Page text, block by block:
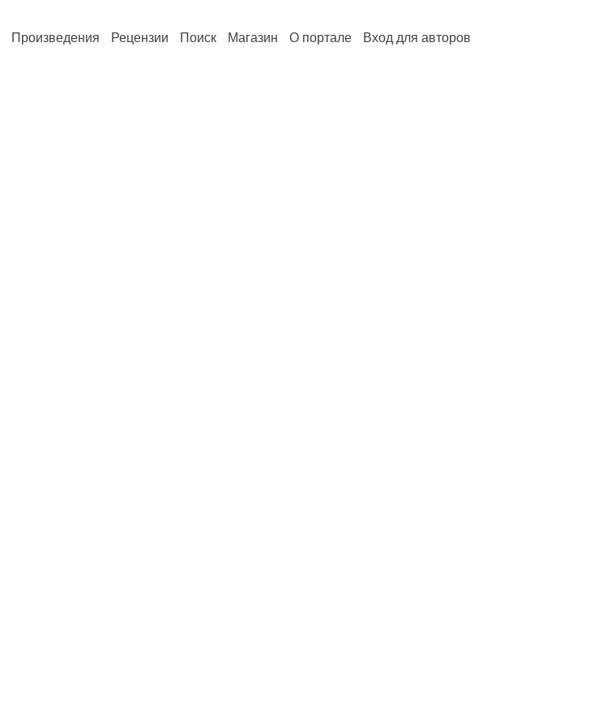
Произведения Рецензии Поиск Магазин О портале Вход для авторов